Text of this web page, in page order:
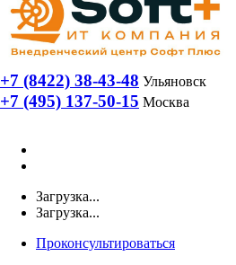
+7 (8422) 38-43-48 Ульяновск
+7 (495) 137-50-15 Москва
Загрузка...
Загрузка...
Проконсультироваться